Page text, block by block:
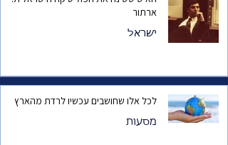
ארתור
ישראל
לכל אלו שחושבים עכשיו לרדת מהארץ
מסעות